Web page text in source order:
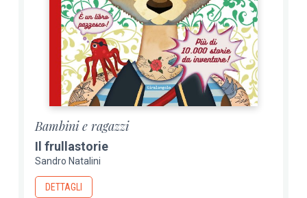
Bambini e ragazzi
Il frullastorie
Sandro Natalini
DETTAGLI